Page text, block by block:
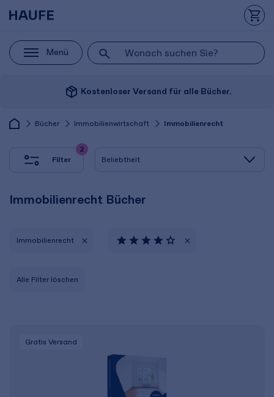
Menü
package_2 Kostenloser Versand für alle Bücher.
Bücher Immobilienwirtschaft Immobilienrecht
Filter
2
Immobilienrecht Bücher
Immobilienrecht
Alle Filter löschen
Gratis Versand